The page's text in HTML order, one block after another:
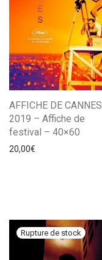
AFFICHE DE CANNES
2019 – Affiche de
festival – 40×60
20,00€